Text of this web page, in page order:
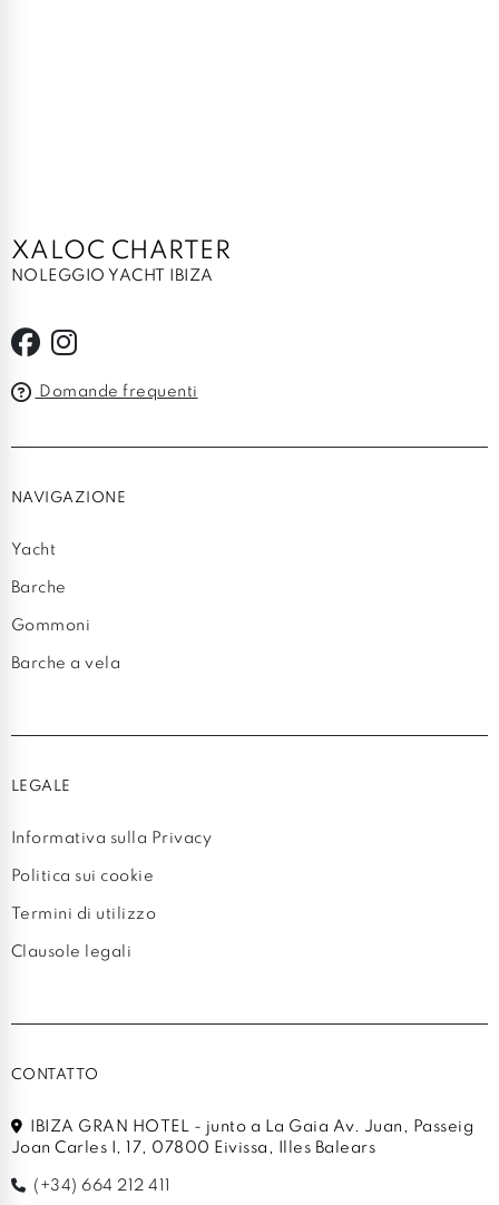
XALOC CHARTER
NOLEGGIO YACHT IBIZA
Domande frequenti
NAVIGAZIONE
Yacht
Barche
Gommoni
Barche a vela
LEGALE
Informativa sulla Privacy
Politica sui cookie
Termini di utilizzo
Clausole legali
CONTATTO
IBIZA GRAN HOTEL - junto a La Gaia Av. Juan, Passeig
Joan Carles I, 17, 07800 Eivissa, Illes Balears
(+34) 664 212 411